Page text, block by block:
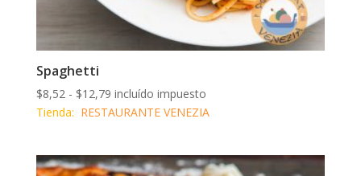
Spaghetti
$8,52 - $12,79Rango
de
$8,52
incluído impuesto
Tienda: RESTAURANTE VENEZIA